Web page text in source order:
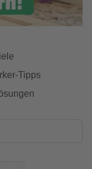
Tipps